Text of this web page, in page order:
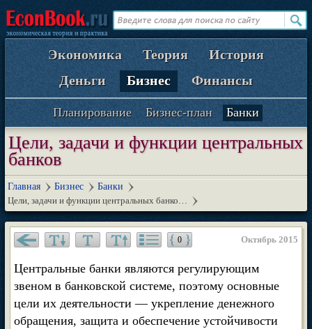
Экономика Теория
История
Деньги
Бизнес Финансы
Планирование Бизнес-план Банки
Цели, задачи и функции центральных
банков
Главная Бизнес
Банки
Цели, задачи и функции центральных банко…
0 Октябрь 2015
Центральные банки являются регулирующим
звеном в банковской системе, поэтому основные
цели их деятельности — укрепление денежного
обращения, защита и обеспечение устойчивости